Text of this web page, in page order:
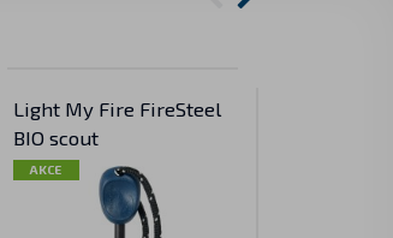
Light My Fire FireSteel
BIO scout
AKCE